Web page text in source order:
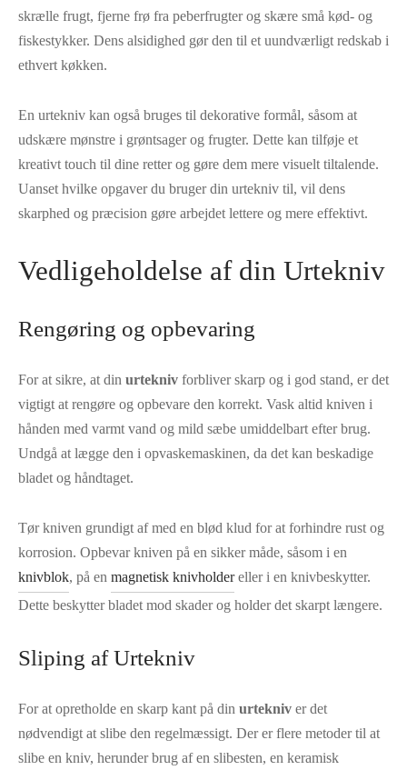
skrælle frugt, fjerne frø fra peberfrugter og skære små kød- og
fiskestykker. Dens alsidighed gør den til et uundværligt redskab i
ethvert køkken.
En urtekniv kan også bruges til dekorative formål, såsom at
udskære mønstre i grøntsager og frugter. Dette kan tilføje et
kreativt touch til dine retter og gøre dem mere visuelt tiltalende.
Uanset hvilke opgaver du bruger din urtekniv til, vil dens
skarphed og præcision gøre arbejdet lettere og mere effektivt.
Vedligeholdelse af din Urtekniv
Rengøring og opbevaring
For at sikre, at din urtekniv forbliver skarp og i god stand, er det
vigtigt at rengøre og opbevare den korrekt. Vask altid kniven i
hånden med varmt vand og mild sæbe umiddelbart efter brug.
Undgå at lægge den i opvaskemaskinen, da det kan beskadige
bladet og håndtaget.
Tør kniven grundigt af med en blød klud for at forhindre rust og
korrosion. Opbevar kniven på en sikker måde, såsom i en
knivblok, på en magnetisk knivholdereller i en knivbeskytter.
Dette beskytter bladet mod skader og holder det skarpt længere.
Sliping af Urtekniv
For at opretholde en skarp kant på din urtekniv er det
nødvendigt at slibe den regelmæssigt. Der er flere metoder til at
slibe en kniv, herunder brug af en slibesten, en keramisk